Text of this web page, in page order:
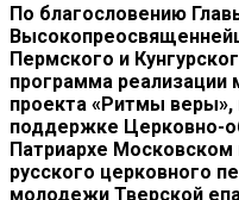
По благословению
Пермского и
программа
проекта «Ритмы веры»,
поддержке Церковно-
Патриархе Московском
русского церковного
молодежи Тверской